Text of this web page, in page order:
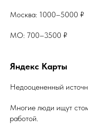
Москва: 1000–5000 ₽
МО: 700–3500 ₽
Яндекс Карты
Недооцененный
Многие люди ищут
работой.